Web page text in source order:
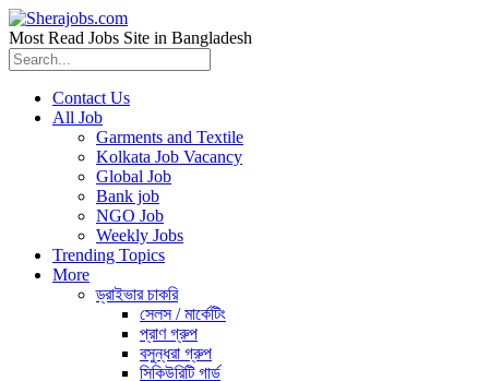
Most Read Jobs Site in Bangladesh
Contact Us
All Job
Garments and Textile
Kolkata Job Vacancy
Global Job
Bank job
NGO Job
Weekly Jobs
Trending Topics
More
ড্রাইভার চাকরি
সেলস / মার্কেটিং
প্রাণ গ্রুপ
বসুন্ধরা গ্রুপ
সিকিউরিটি গার্ড